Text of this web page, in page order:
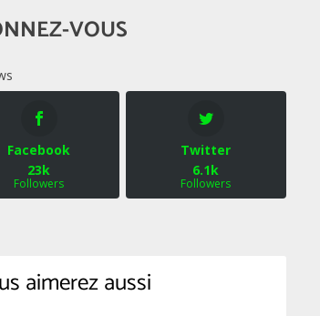
VOUS
Facebook
23k
Followers
Twitter
6.1k
Followers
aimerez aussi